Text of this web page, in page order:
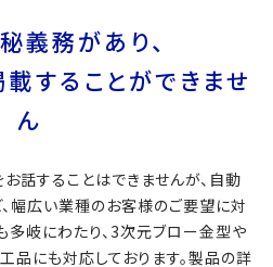
義務があり、
することができませ
ん
話することはできませんが、自動
幅広い業種のお客様のご要望に対
多岐にわたり、3次元ブロー金型や
品にも対応しております。製品の詳